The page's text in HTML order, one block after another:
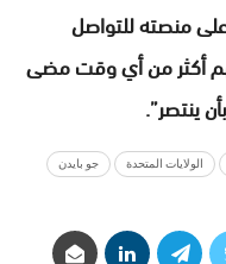
منصته للتواصل
أكثر من أي وقت مضى
ينتصر”.
الولايات المتحدة جو بايدن